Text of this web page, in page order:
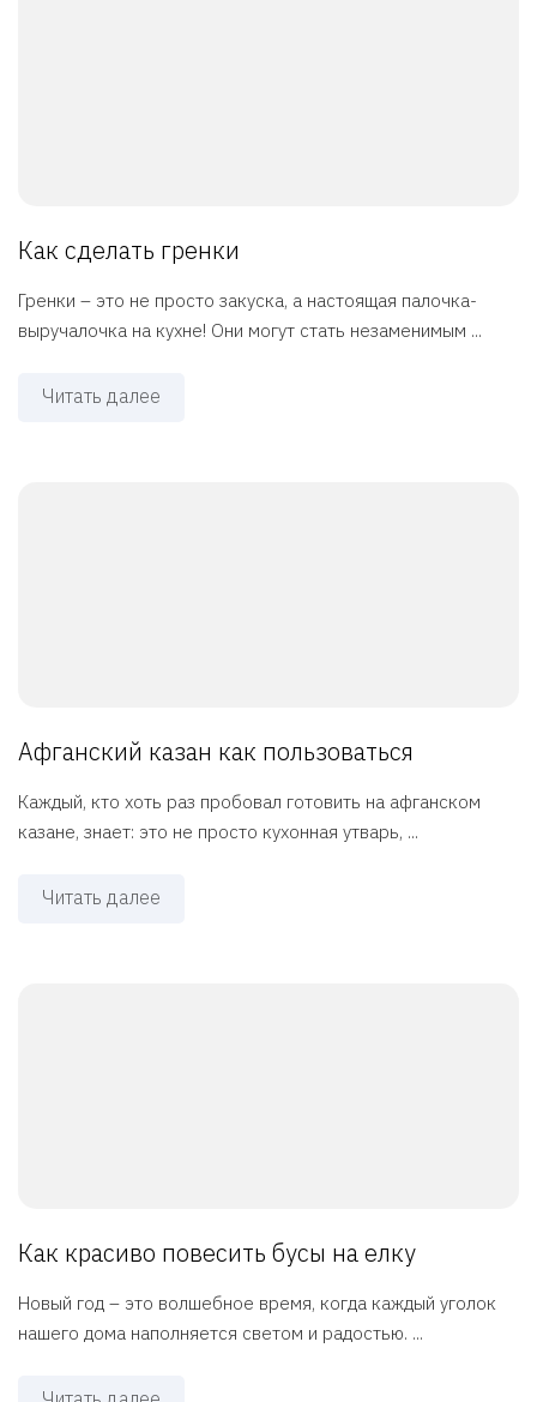
Как сделать гренки
Гренки – это не просто закуска, а настоящая палочка-
выручалочка на кухне! Они могут стать незаменимым ...
Читать далее
Афганский казан как пользоваться
Каждый, кто хоть раз пробовал готовить на афганском
казане, знает: это не просто кухонная утварь, ...
Читать далее
Как красиво повесить бусы на елку
Новый год – это волшебное время, когда каждый уголок
нашего дома наполняется светом и радостью. ...